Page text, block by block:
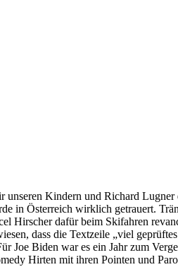
unseren Kindern und Richard
in Österreich wirklich getrauert.
Hirscher dafür beim Skifahren
dass die Textzeile „viel
Joe Biden war es ein Jahr zum
Hirten mit ihren Pointen und